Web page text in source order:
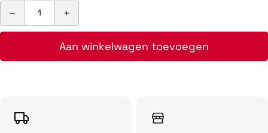
Aan winkelwagen toevoegen